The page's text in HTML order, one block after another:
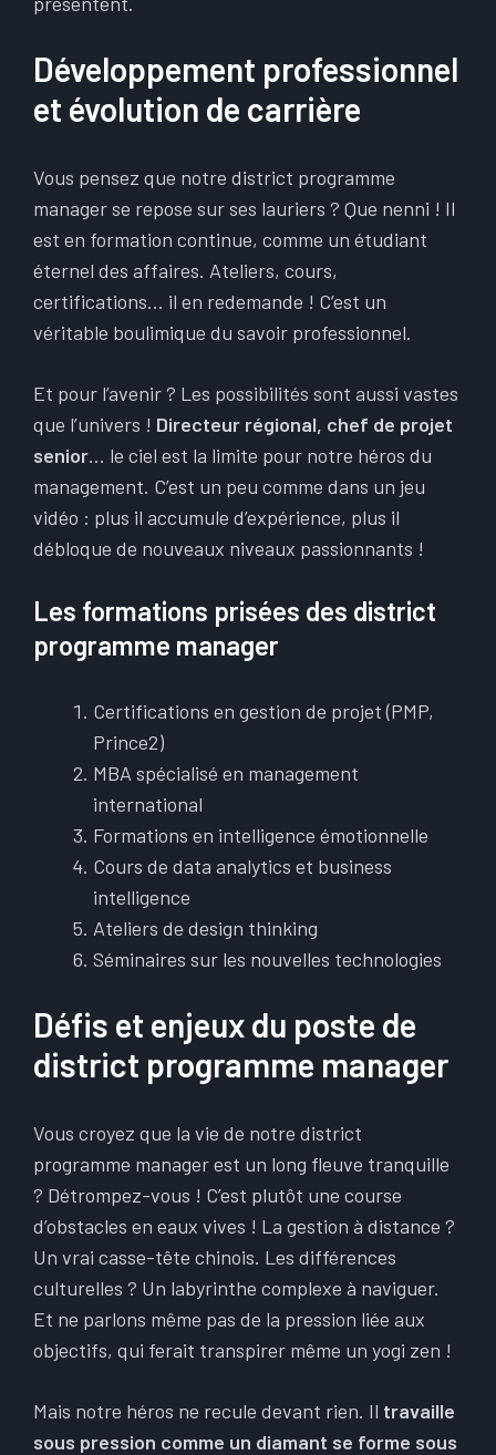
Développement professionnel
et évolution de carrière
Vous pensez que notre district programme
manager se repose sur ses lauriers ? Que nenni ! Il
est en formation continue, comme un étudiant
éternel des affaires. Ateliers, cours,
certifications… il en redemande ! C’est un
véritable boulimique du savoir professionnel.
Et pour l’avenir ? Les possibilités sont aussi vastes
que l’univers ! Directeur régional, chef de projet
senior… le ciel est la limite pour notre héros du
management. C’est un peu comme dans un jeu
vidéo : plus il accumule d’expérience, plus il
débloque de nouveaux niveaux passionnants !
Les formations prisées des district
programme manager
Certifications en gestion de projet (PMP,
Prince2)
MBA spécialisé en management
international
Formations en intelligence émotionnelle
Cours de data analytics et business
intelligence
Ateliers de design thinking
Séminaires sur les nouvelles technologies
Défis et enjeux du poste de
district programme manager
Vous croyez que la vie de notre district
programme manager est un long fleuve tranquille
? Détrompez-vous ! C’est plutôt une course
d’obstacles en eaux vives ! La gestion à distance ?
Un vrai casse-tête chinois. Les différences
culturelles ? Un labyrinthe complexe à naviguer.
Et ne parlons même pas de la pression liée aux
objectifs, qui ferait transpirer même un yogi zen !
Mais notre héros ne recule devant rien. Il travaille
sous pression comme un diamant se forme sous